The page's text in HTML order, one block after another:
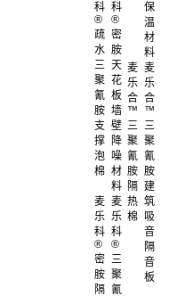
科
®
疏
水
三
聚
氰
胺
支
撑
泡
棉
科
®
密
胺
天
花
板
墙
壁
降
噪
材
料
麦
乐
科
®
密
胺
隔
麦
乐
科
®
三
聚
氰
保
温
材
料
麦
乐
合
™
三
聚
氰
胺
隔
热
棉
麦
乐
合
™
三
聚
氰
胺
建
筑
吸
音
隔
音
板